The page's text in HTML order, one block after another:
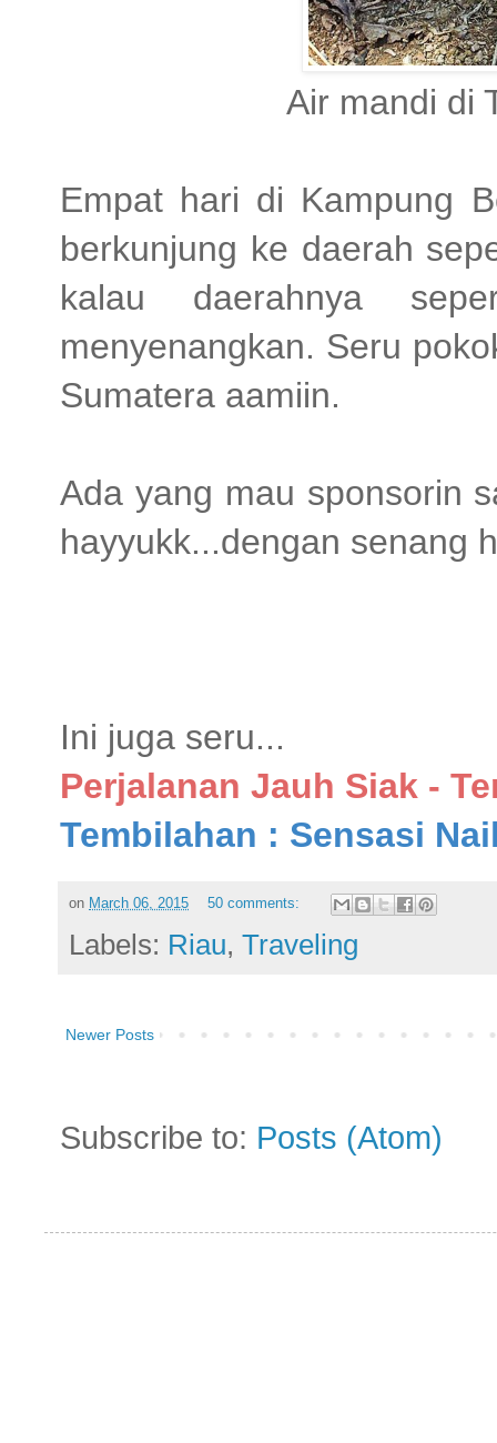
Air mandi di
Empat hari di Kampung
berkunjung ke daerah
kalau daerahnya
menyenangkan. Seru
Sumatera aamiin.
Ada yang mau sponsorin
hayyukk...dengan senang
Ini juga seru...
Perjalanan Jauh Siak -
Tembilahan : Sensasi
on March 06, 2015 50 comments:
Labels: Riau, Traveling
Newer Posts
Subscribe to: Posts (Atom)